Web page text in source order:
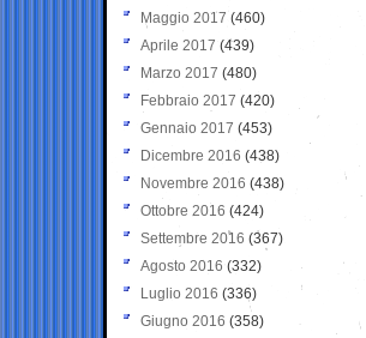
Maggio 2017 (460)
Aprile 2017 (439)
Marzo 2017 (480)
Febbraio 2017 (420)
Gennaio 2017 (453)
Dicembre 2016 (438)
Novembre 2016 (438)
Ottobre 2016 (424)
Settembre 2016 (367)
Agosto 2016 (332)
Luglio 2016 (336)
Giugno 2016 (358)